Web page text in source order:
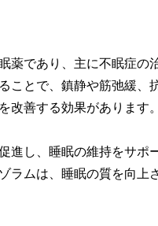
薬であり、主に不眠症
ことで、鎮静や筋弛緩
改善する効果があります。
進し、睡眠の維持をサ
ラムは、睡眠の質を向